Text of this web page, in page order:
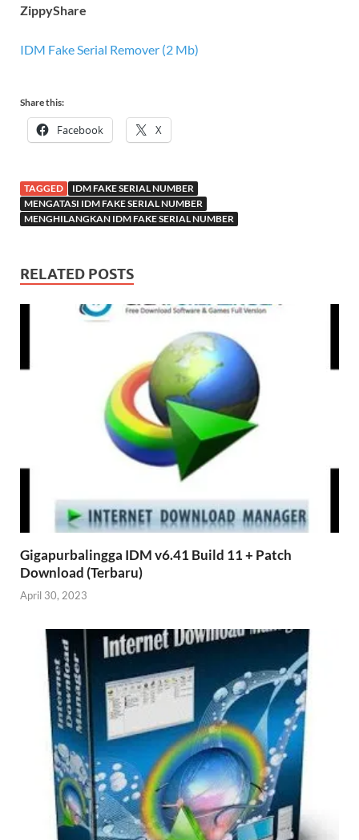
ZippyShare
IDM Fake Serial Remover (2 Mb)
Share this:
Facebook X
TAGGED
IDM FAKE SERIAL NUMBER
MENGATASI IDM FAKE SERIAL NUMBER
MENGHILANGKAN IDM FAKE SERIAL NUMBER
RELATED POSTS
Gigapurbalingga IDM v6.41 Build 11 + Patch
Download (Terbaru)
April 30, 2023